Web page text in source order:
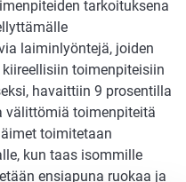
tarkoituksena
laiminlyöntejä, joiden
toimenpiteisiin
havaittiin 9 prosentilla
välittömiä toimenpiteitä
toimitetaan
kun taas isommille
ensiapuna ruokaa ja